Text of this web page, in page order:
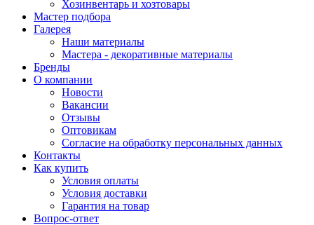
Хозинвентарь и хозтовары
Мастер подбора
Галерея
Наши материалы
Мастера - декоративные материалы
Бренды
О компании
Новости
Вакансии
Отзывы
Оптовикам
Cогласие на обработку персональных данных
Контакты
Как купить
Условия оплаты
Условия доставки
Гарантия на товар
Вопрос-ответ